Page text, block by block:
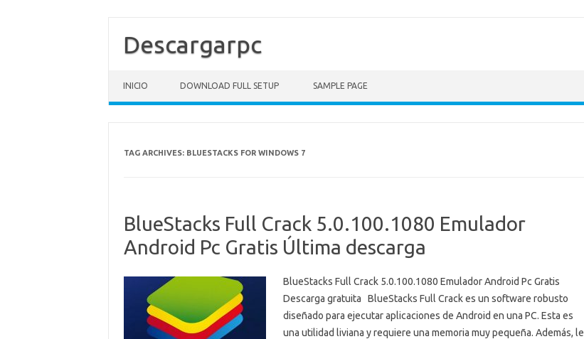
Descargarpc
INICIO DOWNLOAD FULL SETUP SAMPLE PAGE
TAG ARCHIVES: BLUESTACKS FOR WINDOWS 7
BlueStacks Full Crack 5.0.100.1080 Emulador
Android Pc Gratis Última descarga
BlueStacks Full Crack 5.0.100.1080 Emulador Android Pc Gratis
Descarga gratuita BlueStacks Full Crack es un software robusto
diseñado para ejecutar aplicaciones de Android en una PC. Esta es
una utilidad liviana y requiere una memoria muy pequeña. Además, le